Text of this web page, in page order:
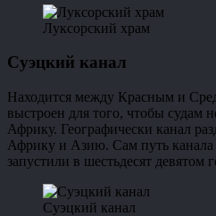
Луксорский храм
Суэцкий канал
Находится между Красным и
выстроен для того, чтобы судам
Африку. Географически канал
Африку и Азию. Сам путь
запустили в шестьдесят девятом
Суэцкий канал